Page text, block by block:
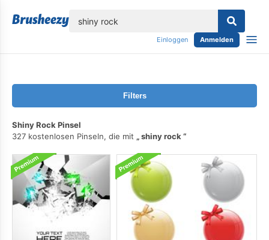
Einloggen Anmelden
Filters
Shiny Rock Pinsel
327 kostenlosen Pinseln, die mit
shiny rock